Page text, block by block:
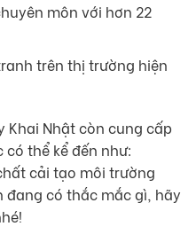
môn với hơn 22
trên thị trường hiện
Khai Nhật còn cung cấp
thể kể đến như:
cải tạo môi trường
đang có thắc mắc gì, hãy